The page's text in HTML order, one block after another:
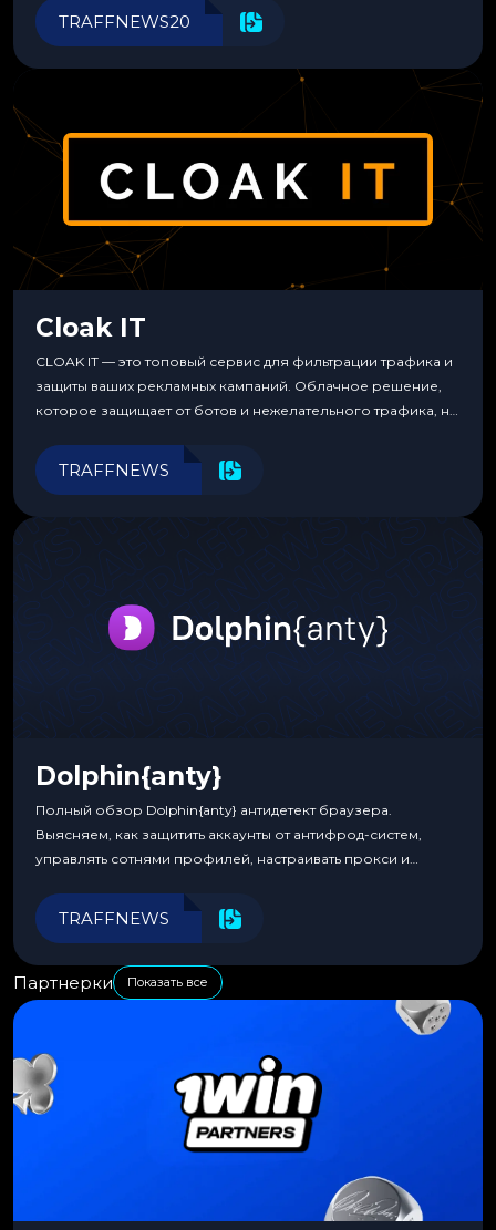
инструменты для управления финансами.
TRAFFNEWS20
Cloak IT
CLOAK IT — это топовый сервис для фильтрации трафика и
защиты ваших рекламных кампаний. Облачное решение,
которое защищает от ботов и нежелательного трафика, не
программирования.
TRAFFNEWS
Dolphin{anty}
Полный обзор Dolphin{anty} антидетект браузера.
Выясняем, как защитить аккаунты от антифрод-систем,
управлять сотнями профилей, настраивать прокси и
эффективности.
TRAFFNEWS
Партнерки Показать все